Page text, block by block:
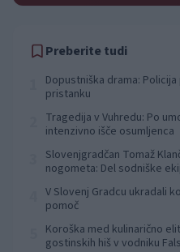
Preberite tudi
Dopustniška drama:
pristanku
Tragedija v Vuhredu: Po
intenzivno išče osumljenca
Slovenjgradčan Tomaž
nogometa: Del sodniške
V Slovenj Gradcu ukradali
pomoč
Koroška med kulinarično
gostinskih hiš v vodniku